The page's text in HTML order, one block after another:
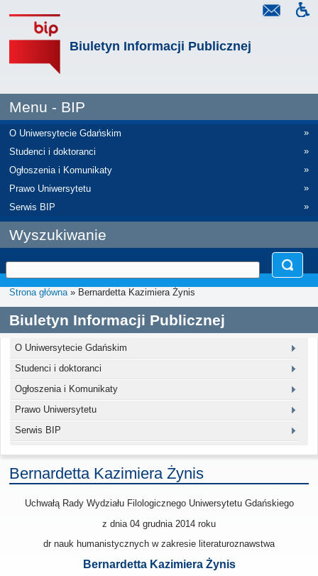
Biuletyn Informacji Publicznej
Menu - BIP
O Uniwersytecie Gdańskim
»
Studenci i doktoranci
»
Ogłoszenia i Komunikaty
»
Prawo Uniwersytetu
»
Serwis BIP
»
Wyszukiwanie
Strona główna» Bernardetta Kazimiera Żynis
Biuletyn Informacji Publicznej
O Uniwersytecie Gdańskim
Studenci i doktoranci
Ogłoszenia i Komunikaty
Prawo Uniwersytetu
Serwis BIP
Bernardetta Kazimiera Żynis
Uchwałą Rady Wydziału Filologicznego Uniwersytetu Gdańskiego
z dnia 04 grudnia 2014 roku
dr nauk humanistycznych w zakresie literaturoznawstwa
Bernardetta Kazimiera Żynis